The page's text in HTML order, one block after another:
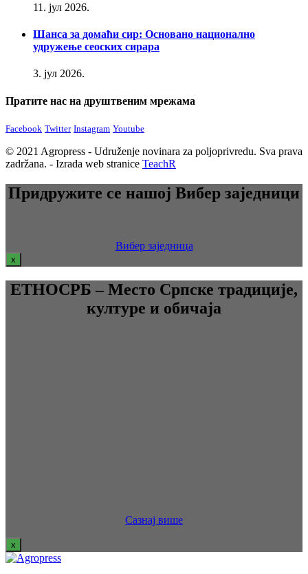
11. јул 2026.
Шанса за домаћи сир: Основано национално
удружење сеоских сирара
3. јул 2026.
Пратите нас на друштвеним мрежама
Facebook Twitter Instagram Youtube
© 2021 Agropress - Udruženje novinara za poljoprivredu. Sva prava
zadržana. - Izrada web stranice TeachR
Придружите се нашој Вибер заједници
Вибер заједница
x
ЕТНОСРБ – Место Српске традиције,
културе и обичаја
Сазнај више
x